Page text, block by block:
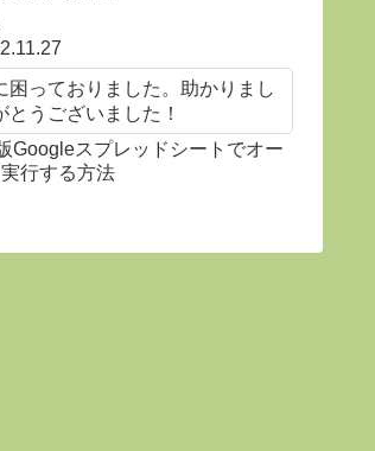
困っておりました。助かりまし
とうございました！
Googleスプレッドシートでオー
行する方法